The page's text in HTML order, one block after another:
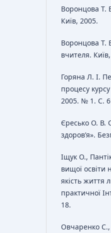
Воронцова Т.
Київ, 2005.
Воронцова Т.
вчителя.
Горяна Л. І.
процесу
2005. № 1. С.
Єресько О. В.
здоров’я».
Іщук О.,
вищої освіти
якість життя
практичної
18.
Овчаренко